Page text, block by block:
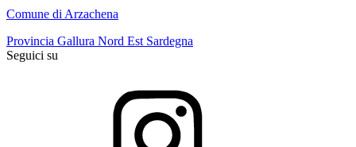
Comune di Arzachena
Provincia Gallura Nord Est Sardegna
Seguici su